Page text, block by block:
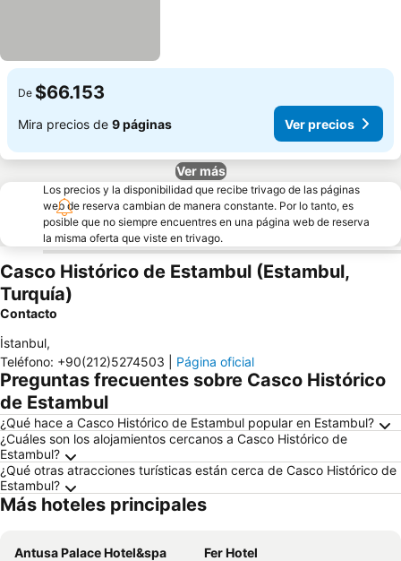
De $66.153
Mira precios de 9 páginas Ver precios
Ver más
Los precios y la disponibilidad que recibe trivago de las páginas
web de reserva cambian de manera constante. Por lo tanto, es
posible que no siempre encuentres en una página web de reserva
la misma oferta que viste en trivago.
Casco Histórico de Estambul (Estambul,
Turquía)
Contacto
İstanbul,
Teléfono: +90(212)5274503 Página oficial
Preguntas frecuentes sobre Casco Histórico
de Estambul
¿Qué hace a Casco Histórico de Estambul popular en Estambul?
¿Cuáles son los alojamientos cercanos a Casco Histórico de
Estambul?
¿Qué otras atracciones turísticas están cerca de Casco Histórico de
Estambul?
Más hoteles principales
Antusa Palace Hotel&spa
Fer Hotel